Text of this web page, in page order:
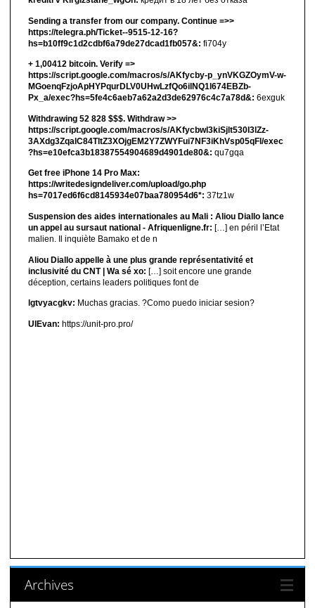
Sending a transfer from our company. Continue =>>
https://telegra.ph/Ticket--9515-12-16?
hs=b10ff9c1d2cdbf6a79de27dcad1fb057&: fi704y
+ 1,00412 bitсоin. Verify =>
https://script.google.com/macros/s/AKfycby-p_ynVKGZOymV-w-
MGoenqFzjoApHYPqurDLV0UHwLzfQo6ilNQ1l674EBZb-
Px_a/exec?hs=5fe4c6aeb7a62a2d3de62976c4c7a78d&: 6exguk
Withdrawing 52 828 $$$. Withdrаw >>
https://script.google.com/macros/s/AKfycbwl3kiSjlt530I3lZz-
3AXdg3ZqalC84TltZ3XOjgEM2Y7ZWYFui7NF3iKhVsp05qFl/exec
?hs=e10efca3b18387554904689d4901de80&: qu7gqa
Get free iPhone 14 Pro Max:
https://writedesigndeliver.com/upload/go.php
hs=7017ed6f6cd8145934e07baa780954d6*: 37tz1w
Suspension des aides internationales au Mali : Aliou Diallo lance
un appel au sursaut national - Afriquenligne.fr: […] en péril l’Etat
malien. Il inquiète Bamako et de n
Aliou Diallo appelle à une plus grande représentativité et
inclusivité du CNT | Wa sé xo: […] soit encore une grande
déception, certains leaders politiques font de
lgtvyacgkv: Muchas gracias. ?Como puedo iniciar sesion?
UIEvan: https://unit-pro.pro/
Archives